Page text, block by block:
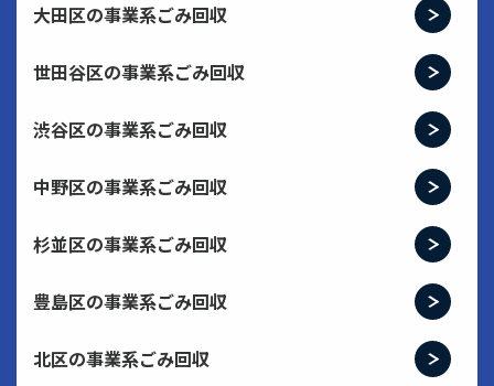
大田区の事業系ごみ回収
世田谷区の事業系ごみ回収
渋谷区の事業系ごみ回収
中野区の事業系ごみ回収
杉並区の事業系ごみ回収
豊島区の事業系ごみ回収
北区の事業系ごみ回収